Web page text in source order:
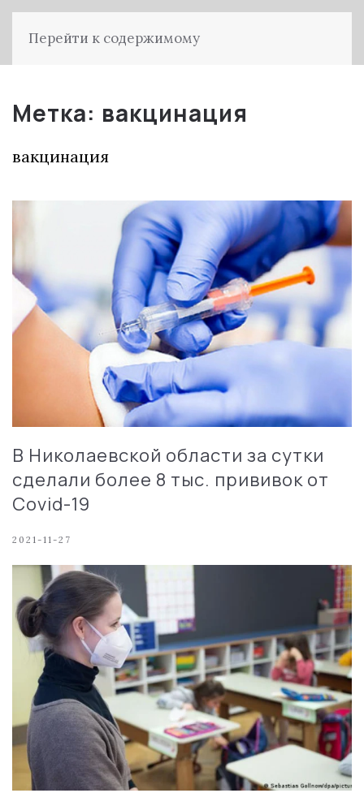
Перейти к содержимому
Метка: вакцинация
вакцинация
В Николаевской области за сутки
сделали более 8 тыс. прививок от
Covid-19
2021-11-27